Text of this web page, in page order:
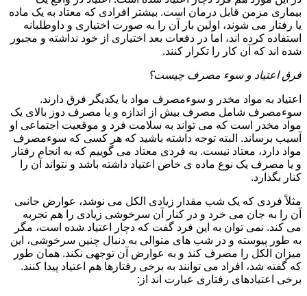
بیماری مزمن قابل درمان است. بیشتر افرادی که معتاد به یک ماده
یا رفتار می شوند، اولین بار آن را به صورت اختیاری و داوطلبانه
استفاده کرده اند، اما در دفعات بعد اختیاری از خود نداشته و مجبور
شده اند که آن کار را تکرار کنند.
فرق اعتیاد و سوء مصرف چیست؟
اعتیاد به مواد مخدر و سوءمصرف مواد با یکدیگر فرق دارند.
سوءمصرف شامل مصرف بیش از اندازه و یا مصرف دوز بالای یک
مواد مخدر است که می تواند به سلامت فرد و موقعیت اجتماعی او
آسیب برساند. البته توجه داشته باشید که هر کسی که سوءمصرف
مواد دارد، معتاد نیست. به فردی معتاد می گوییم که به انجام رفتار
و یا مصرف یک نوع ماده ی خاص اعتیاد داشته باشد و نتواند آن را
کنار بگذارد.
مثلاً فردی که یک شب مقدار زیادی الکل می نوشد، عوارض جانبی
آن را به جان می خرد و در کنار آن سرخوشی زیادی را هم تجربه
می کند. نمی توان به این فرد گفت که دچار اعتیاد شده است، مگر
به طور پیوسته و در شب های متوالی به دنبال چنین سرخوشی، این
میزان الکل را مصرف کند و به عوارض آن توجهی نکند. همان طور
که گفته شد، افراد می توانند به برخی رفتارها هم اعتیاد پیدا کنند.
برخی اعتیادهای رفتاری عبارت اند از: